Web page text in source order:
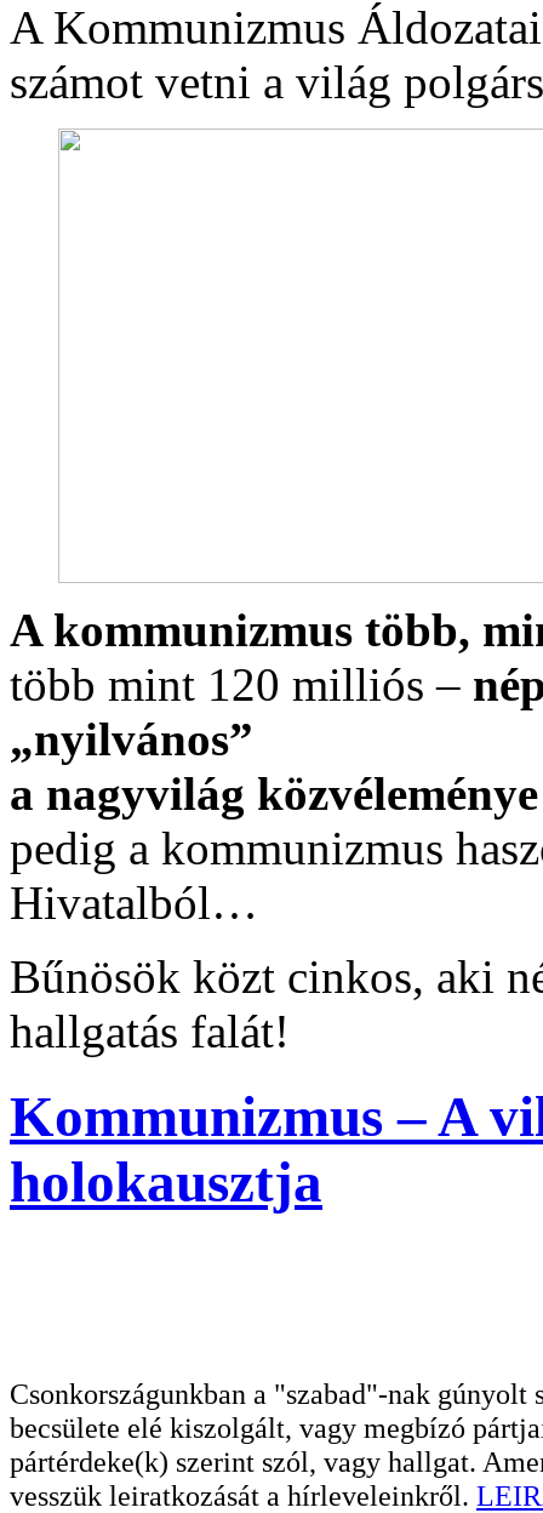
A Kommunizmus
számot vetni a világ
A kommunizmus több,
több mint 120 milliós –
„nyilvános”
a nagyvilág
pedig a kommunizmus
Hivatalból…
Bűnösök közt cinkos, aki
hallgatás falát!
Kommunizmus – A
holokausztja
Csonkországunkban a "szabad"-nak
becsülete elé kiszolgált, vagy megbízó
pártérdeke(k) szerint szól, vagy hallgat.
vesszük leiratkozását a hírleveleinkről.